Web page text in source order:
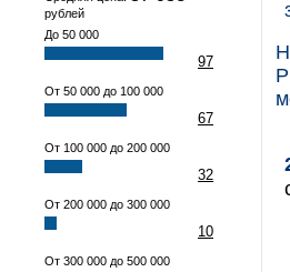
рублей
До 50 000
97
От 50 000 до 100 000
67
От 100 000 до 200 000
32
От 200 000 до 300 000
10
От 300 000 до 500 000